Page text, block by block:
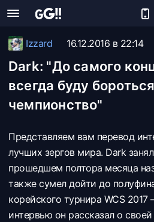
Izzard 16.12.2016 в 22:14
Dark: "До самого
всегда буду
чемпионство"
Представляем вам перевод
лучших зергов мира. Dark
прошедшем полтора месяца
также сумел дойти до
корейского турнира WCS 2017
интервью он рассказал о